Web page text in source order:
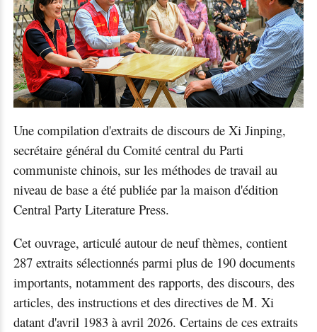
Une compilation d'extraits de discours de Xi Jinping,
secrétaire général du Comité central du Parti
communiste chinois, sur les méthodes de travail au
niveau de base a été publiée par la maison d'édition
Central Party Literature Press.
Cet ouvrage, articulé autour de neuf thèmes, contient
287 extraits sélectionnés parmi plus de 190 documents
importants, notamment des rapports, des discours, des
articles, des instructions et des directives de M. Xi
datant d'avril 1983 à avril 2026. Certains de ces extraits